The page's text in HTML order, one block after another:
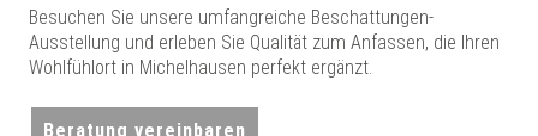
Besuchen Sie unsere umfangreiche Beschattungen-
Ausstellung und erleben Sie Qualität zum Anfassen, die Ihren
Wohlfühlort in Michelhausen perfekt ergänzt.
Beratung vereinbaren